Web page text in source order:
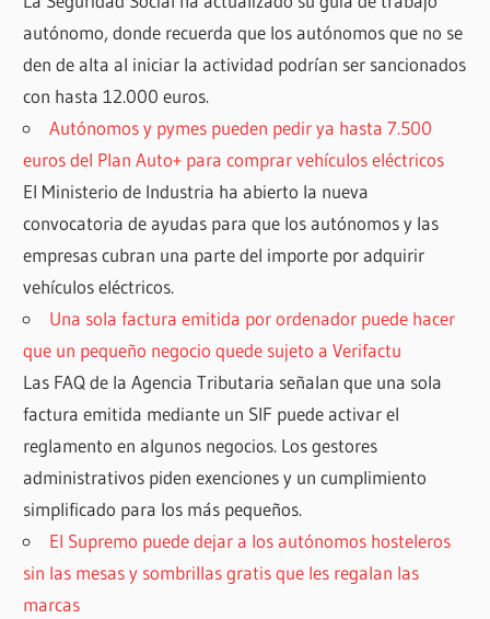
autónomo, donde recuerda que los autónomos que no se
den de alta al iniciar la actividad podrían ser sancionados
con hasta 12.000 euros.
Autónomos y pymes pueden pedir ya hasta 7.500
euros del Plan Auto+ para comprar vehículos eléctricos
El Ministerio de Industria ha abierto la nueva
convocatoria de ayudas para que los autónomos y las
empresas cubran una parte del importe por adquirir
vehículos eléctricos.
Una sola factura emitida por ordenador puede hacer
que un pequeño negocio quede sujeto a Verifactu
Las FAQ de la Agencia Tributaria señalan que una sola
factura emitida mediante un SIF puede activar el
reglamento en algunos negocios. Los gestores
administrativos piden exenciones y un cumplimiento
simplificado para los más pequeños.
El Supremo puede dejar a los autónomos hosteleros
sin las mesas y sombrillas gratis que les regalan las
marcas